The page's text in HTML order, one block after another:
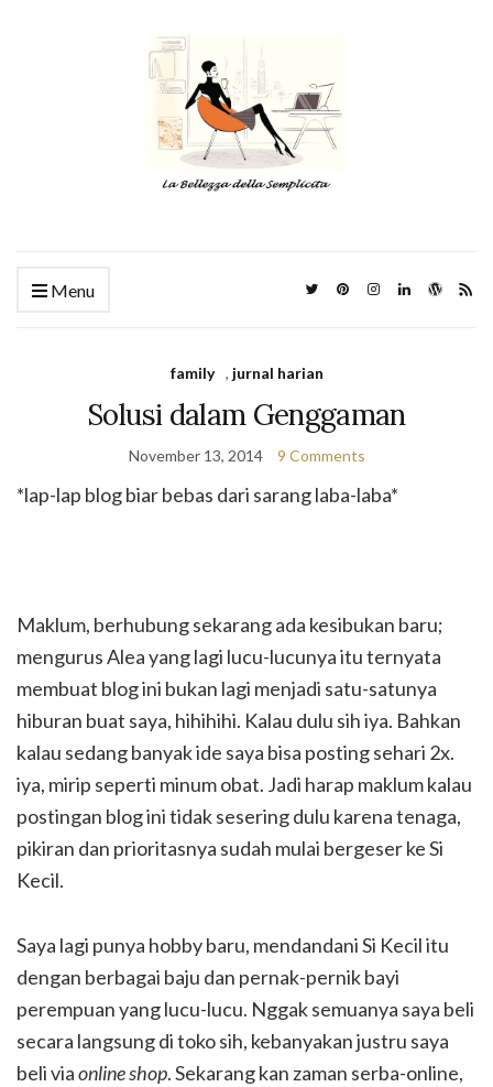
Menu
family , jurnal harian
Solusi dalam Genggaman
November 13, 2014 9 Comments
*lap-lap blog biar bebas dari sarang laba-laba*
Maklum, berhubung sekarang ada kesibukan baru;
mengurus Alea yang lagi lucu-lucunya itu ternyata
membuat blog ini bukan lagi menjadi satu-satunya
hiburan buat saya, hihihihi. Kalau dulu sih iya. Bahkan
kalau sedang banyak ide saya bisa posting sehari 2x.
iya, mirip seperti minum obat. Jadi harap maklum kalau
postingan blog ini tidak sesering dulu karena tenaga,
pikiran dan prioritasnya sudah mulai bergeser ke Si
Kecil.
Saya lagi punya hobby baru, mendandani Si Kecil itu
dengan berbagai baju dan pernak-pernik bayi
perempuan yang lucu-lucu. Nggak semuanya saya beli
secara langsung di toko sih, kebanyakan justru saya
beli viaonline shop. Sekarang kan zaman serba-online,